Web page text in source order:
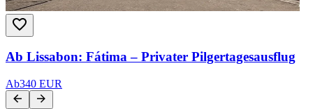
Ab Lissabon: Fátima – Privater Pilgertagesausflug
Ab340 EUR